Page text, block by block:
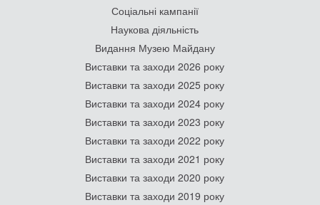
Соціальні кампанії
Наукова діяльність
Видання Музею Майдану
Виставки та заходи 2026 року
Виставки та заходи 2025 року
Виставки та заходи 2024 року
Виставки та заходи 2023 року
Виставки та заходи 2022 року
Виставки та заходи 2021 року
Виставки та заходи 2020 року
Виставки та заходи 2019 року